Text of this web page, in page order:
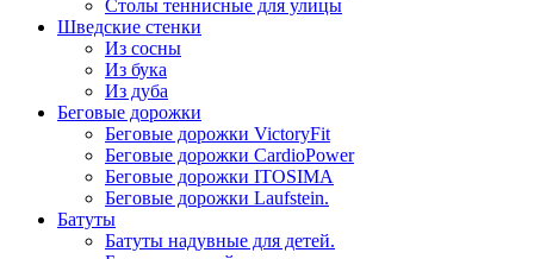
Столы теннисные для улицы
Шведские стенки
Из сосны
Из бука
Из дуба
Беговые дорожки
Беговые дорожки VictoryFit
Беговые дорожки CardioPower
Беговые дорожки ITOSIMA
Беговые дорожки Laufstein.
Батуты
Батуты надувные для детей.